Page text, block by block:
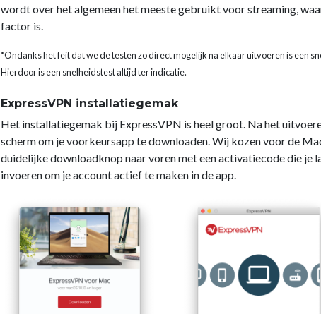
wordt over het algemeen het meeste gebruikt voor streaming,
factor is.
*Ondanks het feit dat we de testen zo direct mogelijk na elkaar uitvoeren is een
Hierdoor is een snelheidstest altijd ter indicatie.
ExpressVPN installatiegemak
Het installatiegemak bij ExpressVPN is heel groot. Na het
scherm om je voorkeursapp te downloaden. Wij kozen voor de
duidelijke downloadknop naar voren met een activatiecode die je
invoeren om je account actief te maken in de app.